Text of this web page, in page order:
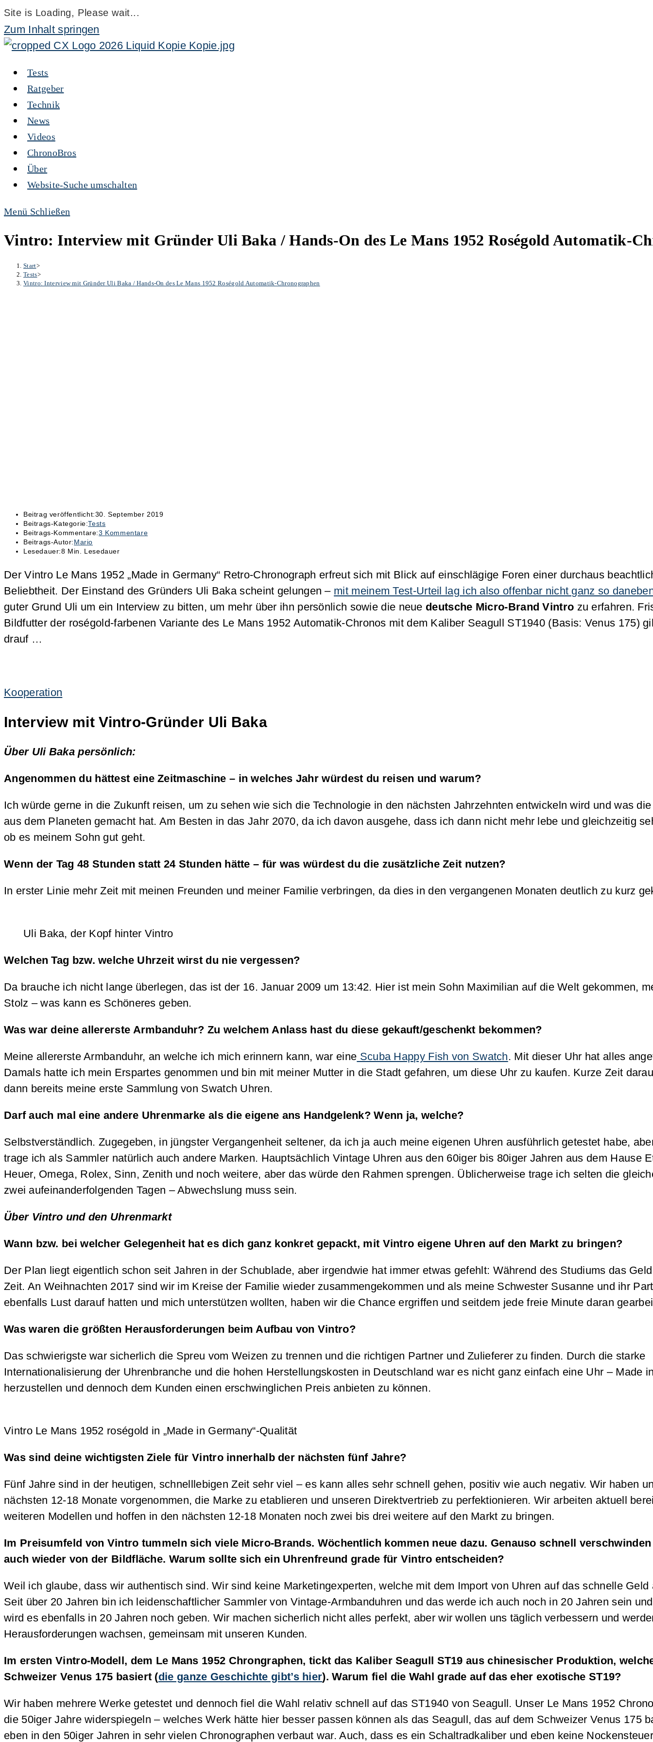
Site is Loading, Please wait...
Zum Inhalt springen
Tests
Ratgeber
Technik
News
Videos
ChronoBros
Über
Website-Suche umschalten
Menü Schließen
Vintro: Interview mit Gründer Uli Baka / Hands-On des Le Mans 1952 Roségold Automatik-
Start>
Tests>
Vintro: Interview mit Gründer Uli Baka / Hands-On des Le Mans 1952 Roségold Automatik-Chronographen
Beitrag veröffentlicht:30. September 2019
Beitrags-Kategorie:Tests
Beitrags-Kommentare:3 Kommentare
Beitrags-Autor:Mario
Lesedauer:8 Min. Lesedauer
Der Vintro Le Mans 1952 „Made in Germany“ Retro-Chronograph erfreut sich mit Blick auf einschlägige Foren einer durchaus
Beliebtheit. Der Einstand des Gründers Uli Baka scheint gelungen – mit meinem Test-Urteil lag ich also offenbar nicht ganz so
guter Grund Uli um ein Interview zu bitten, um mehr über ihn persönlich sowie die neue deutsche Micro-Brand Vintro zu erfahren.
Bildfutter der roségold-farbenen Variante des Le Mans 1952 Automatik-Chronos mit dem Kaliber Seagull ST1940 (Basis: Venus 175)
drauf …
Kooperation
Interview mit Vintro-Gründer Uli Baka
Über Uli Baka persönlich:
Angenommen du hättest eine Zeitmaschine – in welches Jahr würdest du reisen und warum?
Ich würde gerne in die Zukunft reisen, um zu sehen wie sich die Technologie in den nächsten Jahrzehnten entwickeln wird und was
aus dem Planeten gemacht hat. Am Besten in das Jahr 2070, da ich davon ausgehe, dass ich dann nicht mehr lebe und gleichzeitig
ob es meinem Sohn gut geht.
Wenn der Tag 48 Stunden statt 24 Stunden hätte – für was würdest du die zusätzliche Zeit nutzen?
In erster Linie mehr Zeit mit meinen Freunden und meiner Familie verbringen, da dies in den vergangenen Monaten deutlich zu kurz
Uli Baka, der Kopf hinter Vintro
Welchen Tag bzw. welche Uhrzeit wirst du nie vergessen?
Da brauche ich nicht lange überlegen, das ist der 16. Januar 2009 um 13:42. Hier ist mein Sohn Maximilian auf die Welt gekommen,
Stolz – was kann es Schöneres geben.
Was war deine allererste Armbanduhr? Zu welchem Anlass hast du diese gekauft/geschenkt bekommen?
Meine allererste Armbanduhr, an welche ich mich erinnern kann, war eine Scuba Happy Fish von Swatch. Mit dieser Uhr hat alles
Damals hatte ich mein Erspartes genommen und bin mit meiner Mutter in die Stadt gefahren, um diese Uhr zu kaufen. Kurze Zeit
dann bereits meine erste Sammlung von Swatch Uhren.
Darf auch mal eine andere Uhrenmarke als die eigene ans Handgelenk? Wenn ja, welche?
Selbstverständlich. Zugegeben, in jüngster Vergangenheit seltener, da ich ja auch meine eigenen Uhren ausführlich getestet habe,
trage ich als Sammler natürlich auch andere Marken. Hauptsächlich Vintage Uhren aus den 60iger bis 80iger Jahren aus dem Hause
Heuer, Omega, Rolex, Sinn, Zenith und noch weitere, aber das würde den Rahmen sprengen. Üblicherweise trage ich selten die
zwei aufeinanderfolgenden Tagen – Abwechslung muss sein.
Über Vintro und den Uhrenmarkt
Wann bzw. bei welcher Gelegenheit hat es dich ganz konkret gepackt, mit Vintro eigene Uhren auf den Markt zu bringen?
Der Plan liegt eigentlich schon seit Jahren in der Schublade, aber irgendwie hat immer etwas gefehlt: Während des Studiums das
Zeit. An Weihnachten 2017 sind wir im Kreise der Familie wieder zusammengekommen und als meine Schwester Susanne und ihr
ebenfalls Lust darauf hatten und mich unterstützen wollten, haben wir die Chance ergriffen und seitdem jede freie Minute daran
Was waren die größten Herausforderungen beim Aufbau von Vintro?
Das schwierigste war sicherlich die Spreu vom Weizen zu trennen und die richtigen Partner und Zulieferer zu finden. Durch die starke
Internationalisierung der Uhrenbranche und die hohen Herstellungskosten in Deutschland war es nicht ganz einfach eine Uhr – Made
herzustellen und dennoch dem Kunden einen erschwinglichen Preis anbieten zu können.
Vintro Le Mans 1952 roségold in „Made in Germany“-Qualität
Was sind deine wichtigsten Ziele für Vintro innerhalb der nächsten fünf Jahre?
Fünf Jahre sind in der heutigen, schnelllebigen Zeit sehr viel – es kann alles sehr schnell gehen, positiv wie auch negativ. Wir haben
nächsten 12-18 Monate vorgenommen, die Marke zu etablieren und unseren Direktvertrieb zu perfektionieren. Wir arbeiten aktuell
weiteren Modellen und hoffen in den nächsten 12-18 Monaten noch zwei bis drei weitere auf den Markt zu bringen.
Im Preisumfeld von Vintro tummeln sich viele Micro-Brands. Wöchentlich kommen neue dazu. Genauso schnell
auch wieder von der Bildfläche. Warum sollte sich ein Uhrenfreund grade für Vintro entscheiden?
Weil ich glaube, dass wir authentisch sind. Wir sind keine Marketingexperten, welche mit dem Import von Uhren auf das schnelle Geld
Seit über 20 Jahren bin ich leidenschaftlicher Sammler von Vintage-Armbanduhren und das werde ich auch noch in 20 Jahren sein
wird es ebenfalls in 20 Jahren noch geben. Wir machen sicherlich nicht alles perfekt, aber wir wollen uns täglich verbessern und
Herausforderungen wachsen, gemeinsam mit unseren Kunden.
Im ersten Vintro-Modell, dem Le Mans 1952 Chrongraphen, tickt das Kaliber Seagull ST19 aus chinesischer Produktion,
Schweizer Venus 175 basiert (die ganze Geschichte gibt’s hier). Warum fiel die Wahl grade auf das eher exotische ST19?
Wir haben mehrere Werke getestet und dennoch fiel die Wahl relativ schnell auf das ST1940 von Seagull. Unser Le Mans 1952
die 50iger Jahre widerspiegeln – welches Werk hätte hier besser passen können als das Seagull, das auf dem Schweizer Venus 175
eben in den 50iger Jahren in sehr vielen Chronographen verbaut war. Auch, dass es ein Schaltradkaliber und eben keine